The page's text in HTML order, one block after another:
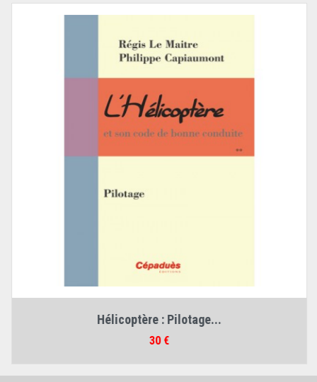
Hélicoptère : Pilotage...
Prix
30 €